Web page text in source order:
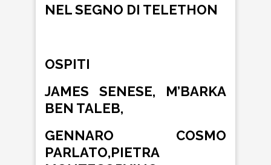
NEL SEGNO DI TELETHON
OSPITI
JAMES SENESE, M’BARKA
BEN TALEB,
GENNARO COSMO
PARLATO,PIETRA